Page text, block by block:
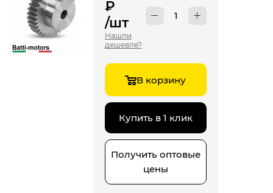
₽
/шт
Нашли
дешевле?
В корзину
Купить в 1 клик
Получить оптовые
цены